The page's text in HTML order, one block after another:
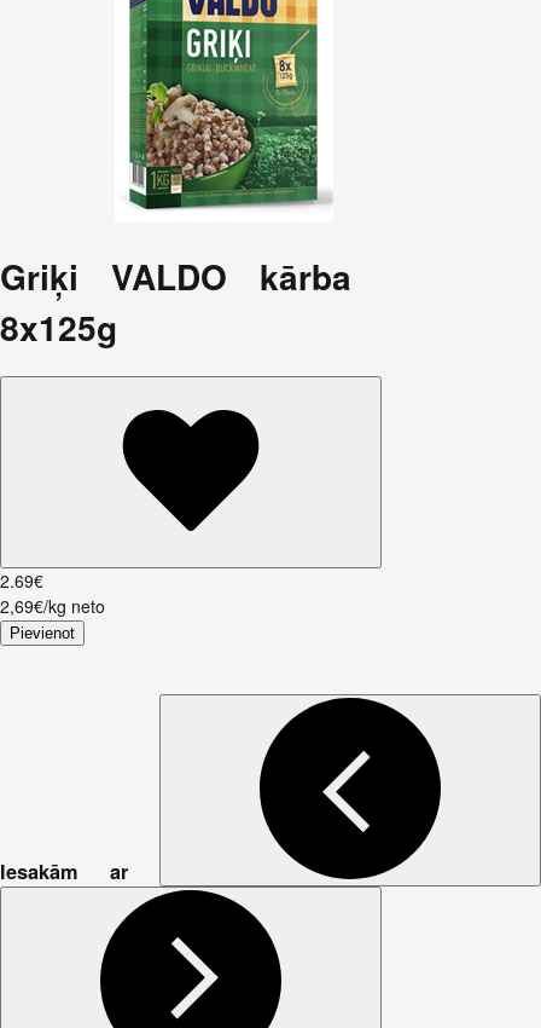
Griķi VALDO kārba
8x125g
2.69€
2,69€/kg neto
Pievienot
Iesakām ar